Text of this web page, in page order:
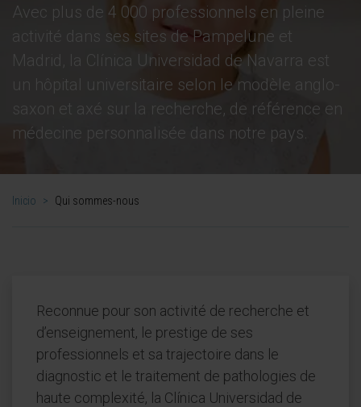
Avec plus de 4 000 professionnels en pleine
activité dans ses sites de Pampelune et
Madrid, la Clínica Universidad de Navarra est
un hôpital universitaire selon le modèle anglo-
saxon et axé sur la recherche, de référence en
médecine personnalisée dans notre pays.
Inicio > Qui sommes-nous
Reconnue pour son activité de recherche et
d’enseignement, le prestige de ses
professionnels et sa trajectoire dans le
diagnostic et le traitement de pathologies de
haute complexité, la Clínica Universidad de